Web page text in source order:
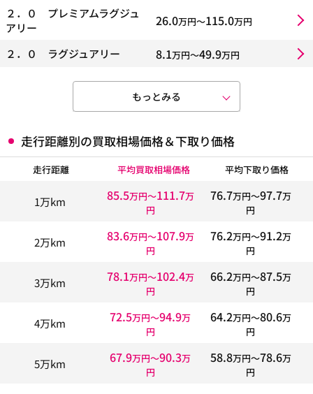
２．０ プレミアムラグジュ
アリー
26.0万円〜115.0万円
２．０ ラグジュアリー 8.1万円〜49.9万円
もっとみる
走行距離別の買取相場価格＆下取り価格
走行距離 平均買取相場価格 平均下取り価格
1万km 85.5万円〜111.7万
円
76.7万円〜97.7万
円
2万km 83.6万円〜107.9万
円
76.2万円〜91.2万
円
3万km 78.1万円〜102.4万
円
66.2万円〜87.5万
円
4万km 72.5万円〜94.9万
円
64.2万円〜80.6万
円
5万km 67.9万円〜90.3万
円
58.8万円〜78.6万
円